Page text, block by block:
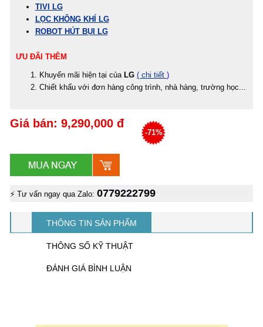
TIVI LG
LỌC KHÔNG KHÍ LG
ROBOT HÚT BỤI LG
ƯU ĐÃI THÊM
Khuyến mãi hiện tại của LG ( chi tiết )
Chiết khấu với đơn hàng công trình, nhà hàng, trường học...
Giá bán: 9,290,000 đ
-71%
⚡ Tư vấn ngay qua Zalo: 0779222799
THÔNG TIN SẢN PHẨM
THÔNG SỐ KỸ THUẬT
ĐÁNH GIÁ BÌNH LUẬN